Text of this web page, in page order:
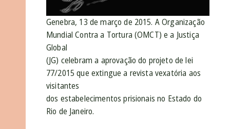
Genebra, 13 de março de 2015. A Organização
Mundial Contra a Tortura (OMCT) e a Justiça
Global
(JG) celebram a aprovação do projeto de lei
77/2015 que extingue a revista vexatória aos
visitantes
dos estabelecimentos prisionais no Estado do
Rio de Janeiro.